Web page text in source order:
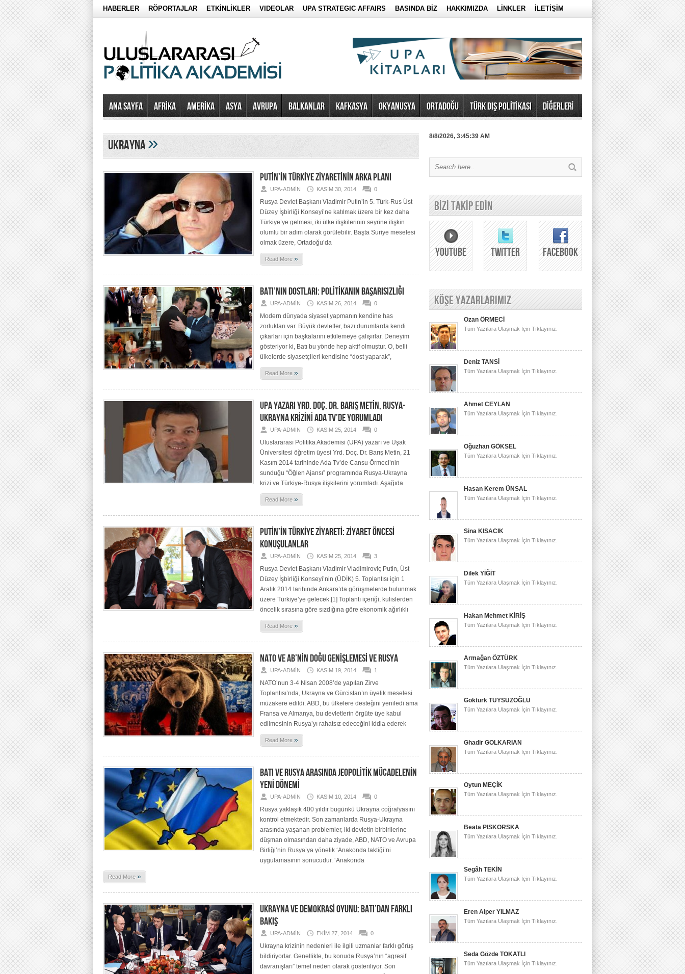
HABERLER RÖPORTAJLAR ETKİNLİKLER VIDEOLAR UPA STRATEGIC AFFAIRS BASINDA BİZ HAKKIMIZDA LİNKLER İLETİŞİM
Ana Sayfa AFRİKA AMERİKA ASYA AVRUPA BALKANLAR KAFKASYA OKYANUSYA ORTADOĞU TÜRK DIŞ POLİTİKASI DİĞERLERİ
ukrayna»
PUTİN’İN TÜRKİYE ZİYARETİNİN ARKA PLANI
UPA-ADMIN KASIM 30, 2014 0
Rusya Devlet Başkanı Vladimir Putin’in 5. Türk-Rus Üst
Düzey İşbirliği Konseyi’ne katılmak üzere bir kez daha
Türkiye’ye gelmesi, iki ülke ilişkilerinin seyrine ilişkin
olumlu bir adım olarak görülebilir. Başta Suriye meselesi
olmak üzere, Ortadoğu’da
Read More »
BATI’NIN DOSTLARI: POLİTİKANIN BAŞARISIZLIĞI
UPA-ADMIN KASIM 26, 2014 0
Modern dünyada siyaset yapmanın kendine has
zorlukları var. Büyük devletler, bazı durumlarda kendi
çıkarları için başkalarını etkilemeye çalışırlar. Deneyim
gösteriyor ki, Batı bu yönde hep aktif olmuştur. O, belli
ülkelerde siyasetçileri kendisine “dost yaparak”,
Read More »
UPA YAZARI YRD. DOÇ. DR. BARIŞ METİN, RUSYA-
UKRAYNA KRİZİNİ ADA TV’DE YORUMLADI
UPA-ADMIN KASIM 25, 2014 0
Uluslararası Politika Akademisi (UPA) yazarı ve Uşak
Üniversitesi öğretim üyesi Yrd. Doç. Dr. Barış Metin, 21
Kasım 2014 tarihinde Ada Tv’de Cansu Örmeci’nin
sunduğu “Öğlen Ajansı” programında Rusya-Ukrayna
krizi ve Türkiye-Rusya ilişkilerini yorumladı. Aşağıda
Read More »
PUTİN’İN TÜRKİYE ZİYARETİ: ZİYARET ÖNCESİ
KONUŞULANLAR
UPA-ADMIN KASIM 25, 2014 3
Rusya Devlet Başkanı Vladimir Vladimiroviç Putin, Üst
Düzey İşbirliği Konseyi’nin (ÜDİK) 5. Toplantısı için 1
Aralık 2014 tarihinde Ankara’da görüşmelerde bulunmak
üzere Türkiye’ye gelecek.[1] Toplantı içeriği, kulislerden
öncelik sırasına göre sızdığına göre ekonomik ağırlıklı
Read More »
NATO VE AB’NİN DOĞU GENİŞLEMESİ VE RUSYA
UPA-ADMIN KASIM 19, 2014 1
NATO’nun 3-4 Nisan 2008’de yapılan Zirve
Toplantısı’nda, Ukrayna ve Gürcistan’ın üyelik meselesi
müzakere edildi. ABD, bu ülkelere desteğini yeniledi ama
Fransa ve Almanya, bu devletlerin örgüte üye kabul
edilmesinin Rusya’yı rahatsız edeceğini iddia ederek
Read More »
BATI VE RUSYA ARASINDA JEOPOLİTİK MÜCADELENİN
YENİ DÖNEMİ
UPA-ADMIN KASIM 10, 2014 0
Rusya yaklaşık 400 yıldır bugünkü Ukrayna coğrafyasını
kontrol etmektedir. Son zamanlarda Rusya-Ukrayna
arasında yaşanan problemler, iki devletin birbirilerine
düşman olmasından daha ziyade, ABD, NATO ve Avrupa
Birliği’nin Rusya’ya yönelik ‘Anakonda taktiği’ni
uygulamasının sonucudur. ‘Anakonda
Read More »
UKRAYNA VE DEMOKRASİ OYUNU: BATI’DAN FARKLI
BAKIŞ
UPA-ADMIN EKIM 27, 2014 0
Ukrayna krizinin nedenleri ile ilgili uzmanlar farklı görüş
bildiriyorlar. Genellikle, bu konuda Rusya’nın “agresif
davranışları” temel neden olarak gösteriliyor. Son
8/8/2026, 3:45:39 AM
BİZİ TAKİP EDİN
YOUTUBE TWITTER FACEBOOK
KÖŞE YAZARLARIMIZ
Ozan ÖRMECİ
Tüm Yazılara Ulaşmak İçin Tıklayınız.
Deniz TANSİ
Tüm Yazılara Ulaşmak İçin Tıklayınız.
Ahmet CEYLAN
Tüm Yazılara Ulaşmak İçin Tıklayınız.
Oğuzhan GÖKSEL
Tüm Yazılara Ulaşmak İçin Tıklayınız.
Hasan Kerem ÜNSAL
Tüm Yazılara Ulaşmak İçin Tıklayınız.
Sina KISACIK
Tüm Yazılara Ulaşmak İçin Tıklayınız.
Dilek YİĞİT
Tüm Yazılara Ulaşmak İçin Tıklayınız.
Hakan Mehmet KİRİŞ
Tüm Yazılara Ulaşmak İçin Tıklayınız.
Armağan ÖZTÜRK
Tüm Yazılara Ulaşmak İçin Tıklayınız.
Göktürk TÜYSÜZOĞLU
Tüm Yazılara Ulaşmak İçin Tıklayınız.
Ghadir GOLKARIAN
Tüm Yazılara Ulaşmak İçin Tıklayınız.
Oytun MEÇİK
Tüm Yazılara Ulaşmak İçin Tıklayınız.
Beata PISKORSKA
Tüm Yazılara Ulaşmak İçin Tıklayınız.
Segâh TEKİN
Tüm Yazılara Ulaşmak İçin Tıklayınız.
Eren Alper YILMAZ
Tüm Yazılara Ulaşmak İçin Tıklayınız.
Seda Gözde TOKATLI
Tüm Yazılara Ulaşmak İçin Tıklayınız.